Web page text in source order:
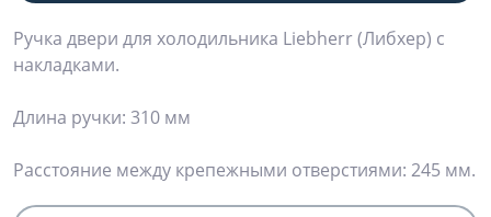
Ручка двери для холодильника Liebherr (Либхер) с
накладками.
Длина ручки: 310 мм
Расстояние между крепежными отверстиями: 245 мм.